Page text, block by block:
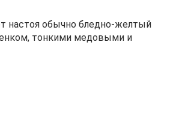
настоя обычно бледно-желтый
тонкими медовыми и